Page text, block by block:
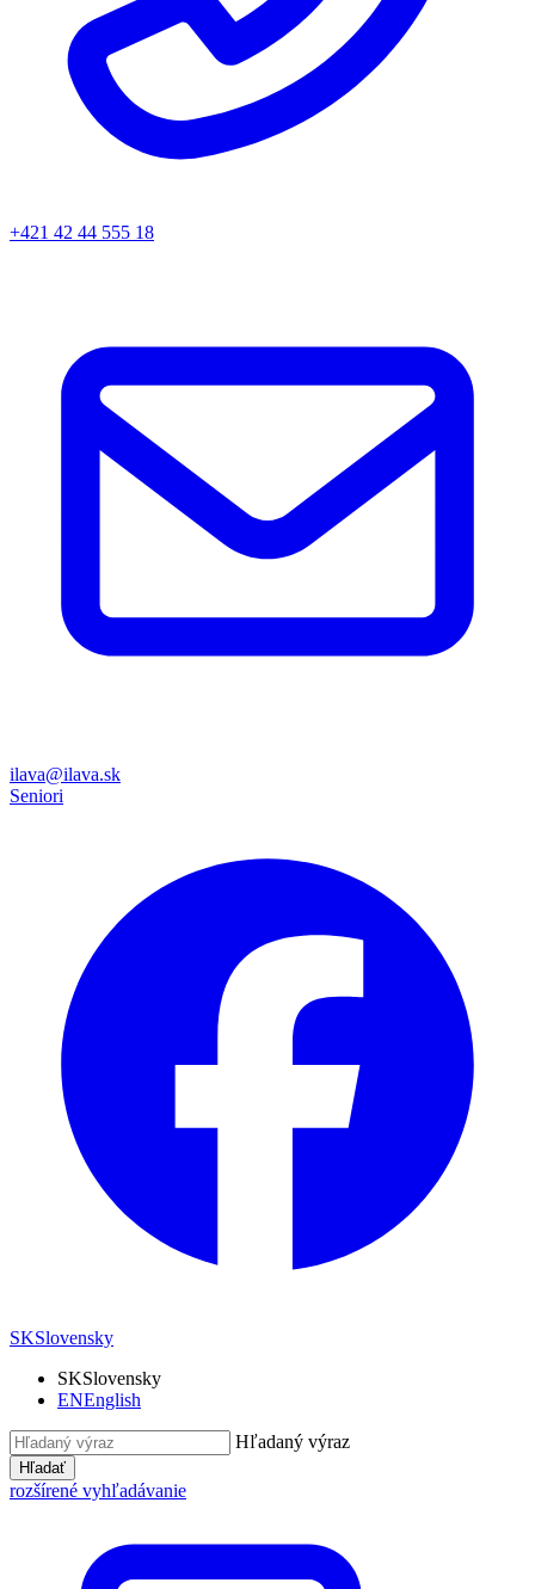
+421 42 44 555 18
ilava@ilava.sk
Seniori
SKSlovensky
SKSlovensky
ENEnglish
Hľadaný výraz
Hľadať
rozšírené vyhľadávanie